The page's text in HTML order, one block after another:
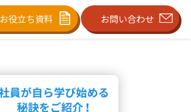
お役立ち資料 お問い合わせ